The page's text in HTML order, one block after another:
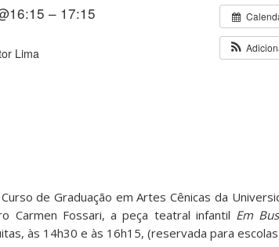
– 17:15
Lima
de Graduação em Artes Cênicas da
Carmen Fossari, a peça teatral infantil Em
às 14h30 e às 16h15, (reservada para